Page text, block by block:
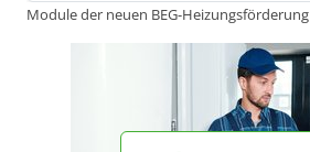
Module der neuen BEG-Heizungsförderung